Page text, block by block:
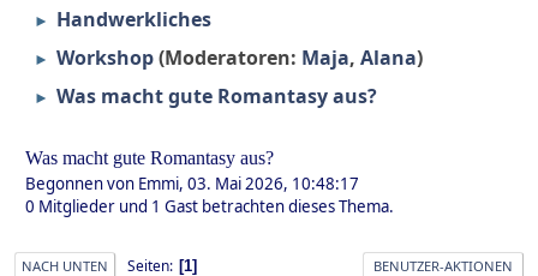
► Handwerkliches
► Workshop(Moderatoren: Maja, Alana)
► Was macht gute Romantasy aus?
Was macht gute Romantasy aus?
Begonnen von Emmi, 03. Mai 2026, 10:48:17
0 Mitglieder und 1 Gast betrachten dieses Thema.
NACH UNTEN Seiten 1 BENUTZER-AKTIONEN